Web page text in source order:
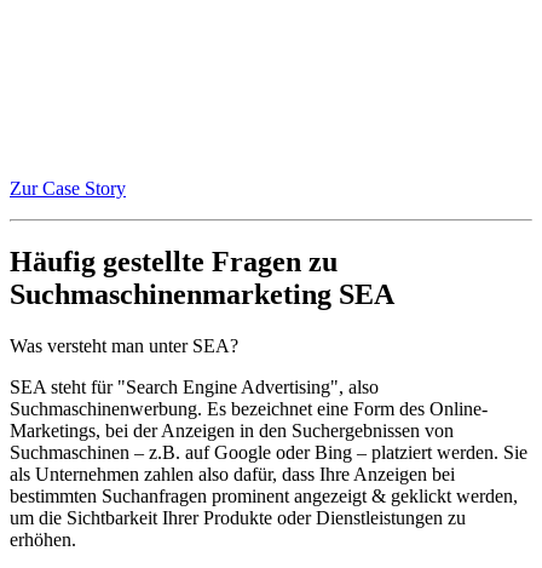
Zur Case Story
Häufig gestellte Fragen zu
Suchmaschinenmarketing SEA
Was versteht man unter SEA?
SEA steht für "Search Engine Advertising", also
Suchmaschinenwerbung. Es bezeichnet eine Form des Online-
Marketings, bei der Anzeigen in den Suchergebnissen von
Suchmaschinen – z.B. auf Google oder Bing – platziert werden. Sie
als Unternehmen zahlen also dafür, dass Ihre Anzeigen bei
bestimmten Suchanfragen prominent angezeigt & geklickt werden,
um die Sichtbarkeit Ihrer Produkte oder Dienstleistungen zu
erhöhen.